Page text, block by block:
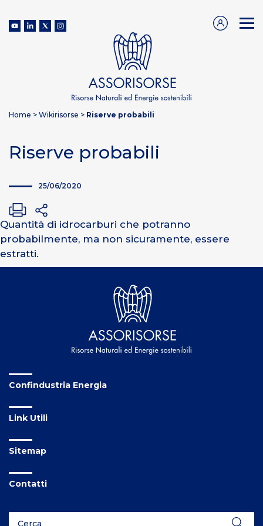
Home > Wikirisorse > Riserve probabili
Riserve probabili
25/06/2020
Quantità di idrocarburi che potranno
probabilmente, ma non sicuramente, essere
estratti.
Confindustria Energia
Link Utili
Sitemap
Contatti